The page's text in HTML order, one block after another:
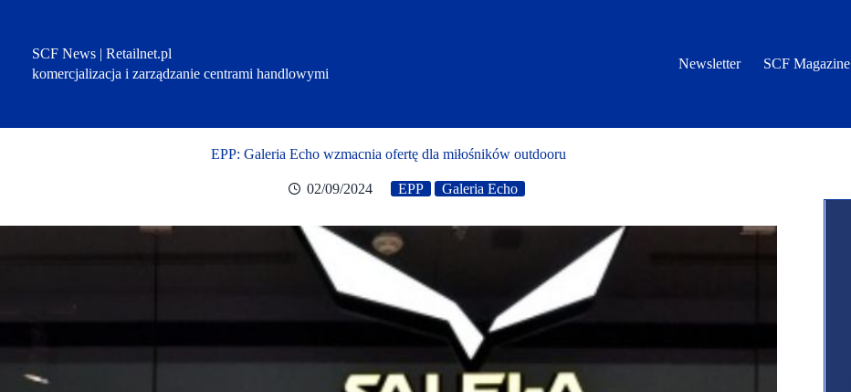
SCF News | Retailnet.pl
komercjalizacja i zarządzanie centrami handlowymi
Newsletter SCF Magazine
EPP: Galeria Echo wzmacnia ofertę dla miłośników outdooru
02/09/2024 EPP Galeria Echo